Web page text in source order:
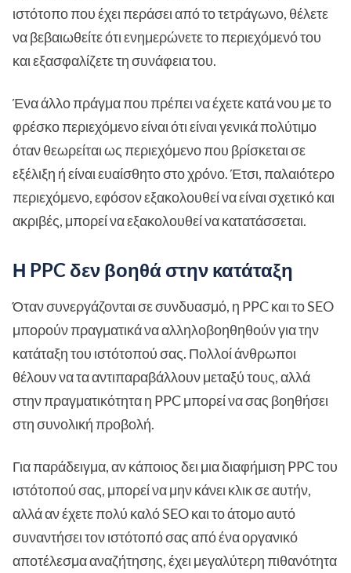
ιστότοπο που έχει περάσει από το τετράγωνο, θέλετε
να βεβαιωθείτε ότι ενημερώνετε το περιεχόμενό του
και εξασφαλίζετε τη συνάφεια του.
Ένα άλλο πράγμα που πρέπει να έχετε κατά νου με το
φρέσκο περιεχόμενο είναι ότι είναι γενικά πολύτιμο
όταν θεωρείται ως περιεχόμενο που βρίσκεται σε
εξέλιξη ή είναι ευαίσθητο στο χρόνο. Έτσι, παλαιότερο
περιεχόμενο, εφόσον εξακολουθεί να είναι σχετικό και
ακριβές, μπορεί να εξακολουθεί να κατατάσσεται.
Η PPC δεν βοηθά στην κατάταξη
Όταν συνεργάζονται σε συνδυασμό, η PPC και το SEO
μπορούν πραγματικά να αλληλοβοηθηθούν για την
κατάταξη του ιστότοπού σας. Πολλοί άνθρωποι
θέλουν να τα αντιπαραβάλλουν μεταξύ τους, αλλά
στην πραγματικότητα η PPC μπορεί να σας βοηθήσει
στη συνολική προβολή.
Για παράδειγμα, αν κάποιος δει μια διαφήμιση PPC του
ιστότοπού σας, μπορεί να μην κάνει κλικ σε αυτήν,
αλλά αν έχετε πολύ καλό SEO και το άτομο αυτό
συναντήσει τον ιστότοπό σας από ένα οργανικό
αποτέλεσμα αναζήτησης, έχει μεγαλύτερη πιθανότητα